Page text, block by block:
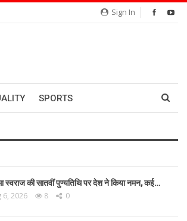
Sign In
SPORTS
स्वराज की सातवीं पुण्यतिथि पर देश ने किया नमन, कई…
6, 2026 8 0